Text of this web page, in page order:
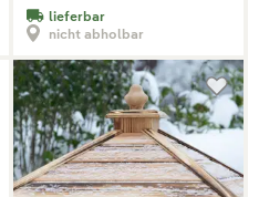
lieferbar
nicht abholbar